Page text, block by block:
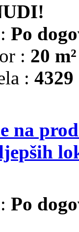
Po
: 20 m²
: 4329
na
Po